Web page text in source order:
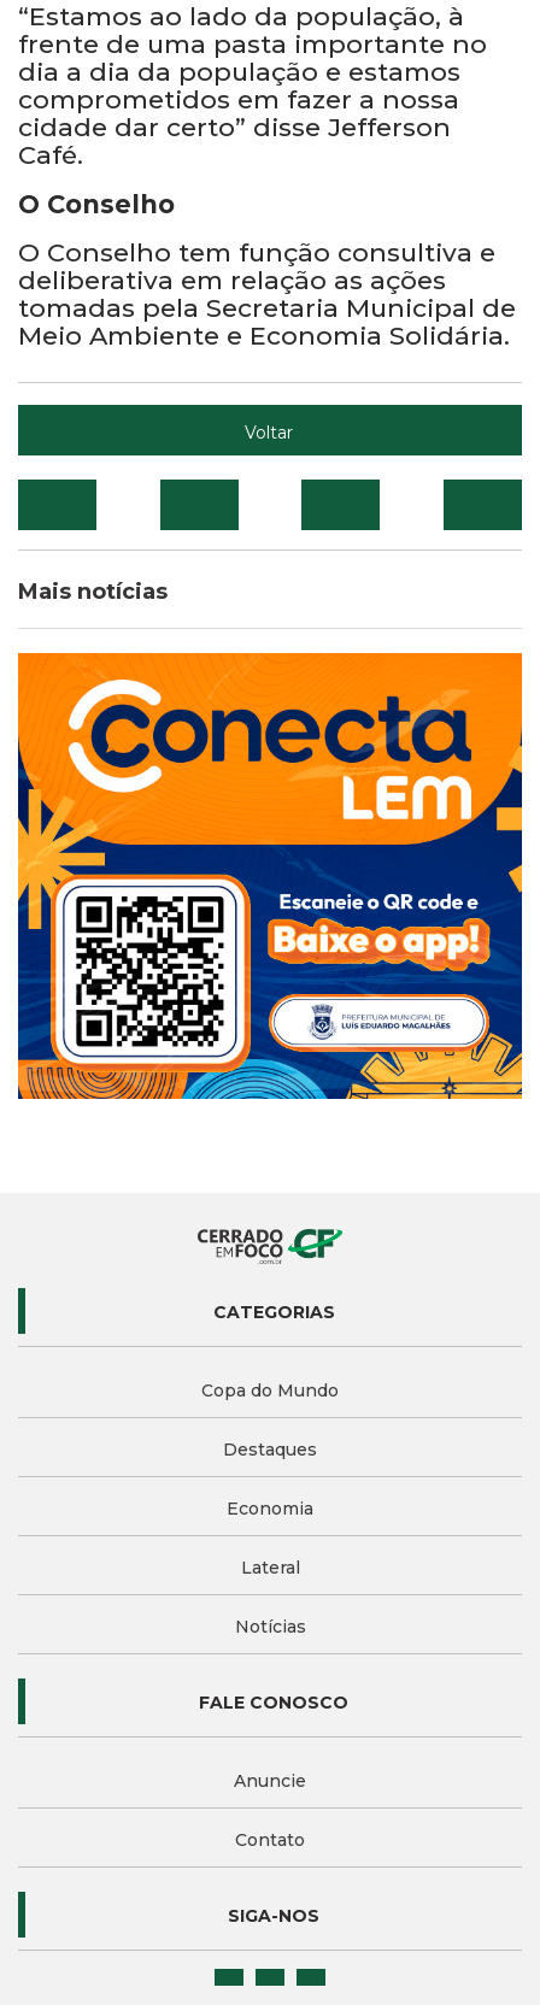
“Estamos ao lado da população, à
frente de uma pasta importante no
dia a dia da população e estamos
comprometidos em fazer a nossa
cidade dar certo” disse Jefferson
Café.
O Conselho
O Conselho tem função consultiva e
deliberativa em relação as ações
tomadas pela Secretaria Municipal de
Meio Ambiente e Economia Solidária.
Voltar
Mais notícias
CATEGORIAS
Copa do Mundo
Destaques
Economia
Lateral
Notícias
FALE CONOSCO
Anuncie
Contato
SIGA-NOS